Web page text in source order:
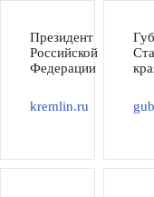
Президент
Российской
Федерации
kremlin.ru